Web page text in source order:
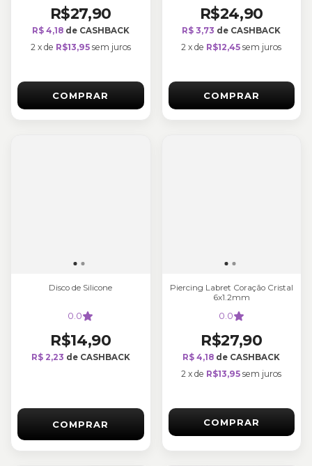
R$27,90
R$ 4,18de CASHBACK
2 x de R$13,95 sem juros
COMPRAR
R$24,90
R$ 3,73 de CASHBACK
2 xde R$12,45 sem juros
COMPRAR
Disco de Silicone
0.0
R$14,90
R$ 2,23 de CASHBACK
Piercing Labret Coração Cristal
6x1.2mm
0.0
R$27,90
R$ 4,18 de CASHBACK
2 xde R$13,95 sem juros
COMPRAR